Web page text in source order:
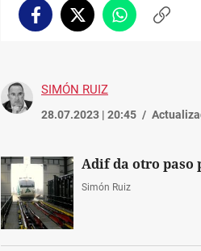
FacebookTwitterWhatsappCopiar
SIMÓN RUIZ
28.07.2023 | 20:45
Adif da otro paso
Simón Ruiz